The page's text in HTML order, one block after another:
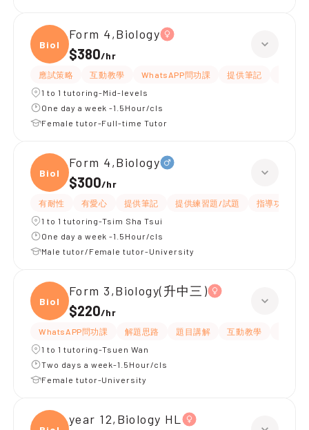
Biolo
Form 4,Biology
$380/hr
應試策略 互動教學 WhatsAPP問功課 提供筆記
1 to 1 tutoring-Mid-levels
One day a week -1.5Hour/cls
Female tutor-Full-time Tutor
Biolo
Form 4,Biology
$300/hr
有耐性 有愛心 提供筆記 提供練習題/試題 指導功課
1 to 1 tutoring-Tsim Sha Tsui
One day a week -1.5Hour/cls
Male tutor/Female tutor-University
Biolo
Form 3,Biology(升中三)
$220/hr
WhatsAPP問功課 解題思路 題目講解 互動教學
1 to 1 tutoring-Tsuen Wan
Two days a week-1.5Hour/cls
Female tutor-University
year 12,Biology HL